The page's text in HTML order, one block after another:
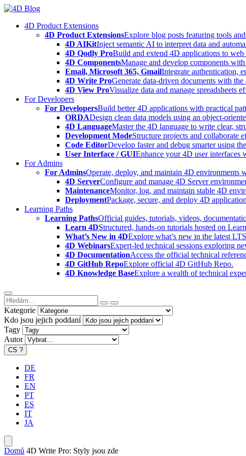
Skip
content4D Product Extensions
4D Product ExtensionsExplore blog posts featuring tools
4D AIKitInject semantic AI to interpret data and
4D Qodly ProBuild and extend 4D applications to web
4D ComponentsManage and develop components
Email, Microsoft 365, GmailIntegrate authentication,
4D Write ProGenerate data-driven documents with
4D View ProVisualize data and manage spreadsheets
For Developers
For DevelopersBuild better 4D applications with practical
ORDADesign clean data models using an object-
4D LanguageMaster the 4D language to write clear,
Development ModeStructure projects and collaborate
Code EditorDevelop faster and debug smarter using
User Interface / GUIEnhance your 4D user interfaces
For Admins
For AdminsOperate, deploy, and maintain 4D environments
4D ServerConfigure and manage 4D Server
MaintenanceMonitor, log, and maintain stable 4D
DeploymentPackage, secure, and deploy 4D
Learning Paths
Learning PathsOfficial guides, tutorials, videos,
Learn 4DStructured, hands-on tutorials hosted on
What’s New in 4DExplore what’s new in the latest
4D WebinarsExpert-led technical sessions exploring
4D DocumentationAccess the official technical
4D GitHub RepoExplore official 4D GitHub Repo.
4D Knowledge BaseExplore a wealth of technical
Kategorie
Kdo jsou jejich poddaní
Tagy
Autor
CS ?
DE
FR
EN
PT
ES
IT
JA
Domů 4D Write Pro: Styly jsou zde